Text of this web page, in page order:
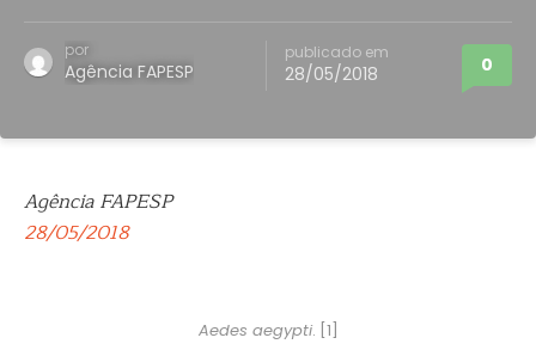
por
Agência FAPESP
publicado em
28/05/2018 0
Agência FAPESP
28/05/2018
Aedes aegypti. [1]